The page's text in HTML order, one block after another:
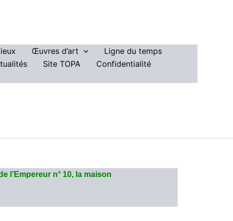
Œuvres d’art
Ligne du temps
Site TOPA
Confidentialité
l’Empereur n° 10, la maison